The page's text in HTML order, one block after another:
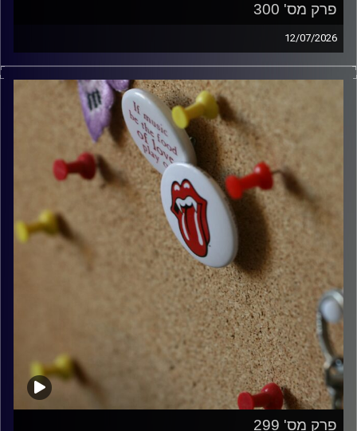
פרק מס' 300
12/07/2026
קלאסיקות רוק עם אורן הוף.
włodi
פרק מס' 299